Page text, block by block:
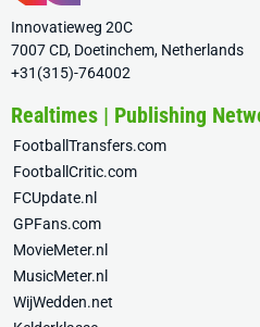
Innovatieweg 20C
7007 CD, Doetinchem, Netherlands
+31(315)-764002
Realtimes | Publishing
FootballTransfers.com
FootballCritic.com
FCUpdate.nl
GPFans.com
MovieMeter.nl
MusicMeter.nl
WijWedden.net